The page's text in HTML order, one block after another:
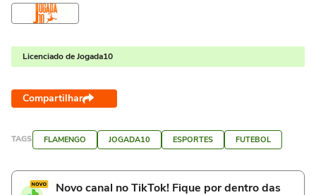
Licenciado de Jogada10
Compartilhar
TAGS FLAMENGO JOGADA10 ESPORTES FUTEBOL
Novo canal no TikTok! Fique por dentro das